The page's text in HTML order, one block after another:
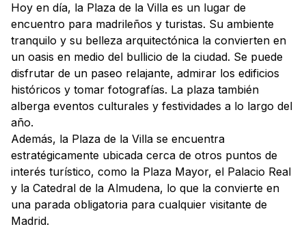
Hoy en día, la Plaza de la Villa es un lugar de
encuentro para madrileños y turistas. Su ambiente
tranquilo y su belleza arquitectónica la convierten en
un oasis en medio del bullicio de la ciudad. Se puede
disfrutar de un paseo relajante, admirar los edificios
históricos y tomar fotografías. La plaza también
alberga eventos culturales y festividades a lo largo del
año.
Además, la Plaza de la Villa se encuentra
estratégicamente ubicada cerca de otros puntos de
interés turístico, como la Plaza Mayor, el Palacio Real
y la Catedral de la Almudena, lo que la convierte en
una parada obligatoria para cualquier visitante de
Madrid.